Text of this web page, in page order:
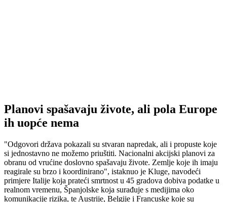
Planovi spašavaju živote, ali pola Europe
ih uopće nema
"Odgovori država pokazali su stvaran napredak, ali i propuste koje
si jednostavno ne možemo priuštiti. Nacionalni akcijski planovi za
obranu od vrućine doslovno spašavaju živote. Zemlje koje ih imaju
reagirale su brzo i koordinirano", istaknuo je Kluge, navodeći
primjere Italije koja prateći smrtnost u 45 gradova dobiva podatke u
realnom vremenu, Španjolske koja surađuje s medijima oko
komunikacije rizika, te Austrije, Belgije i Francuske koje su